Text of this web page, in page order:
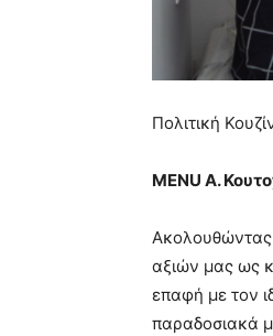
Πολιτική
MENU Α.
Ακολουθώντας
αξιών μας ως
επαφή με τον
παραδοσιακά